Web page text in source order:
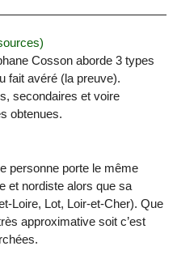
Cosson aborde 3 types
fait avéré (la preuve).
secondaires et voire
obtenues.
personne porte le même
et nordiste alors que sa
Loire, Lot, Loir-et-Cher). Que
approximative soit c’est